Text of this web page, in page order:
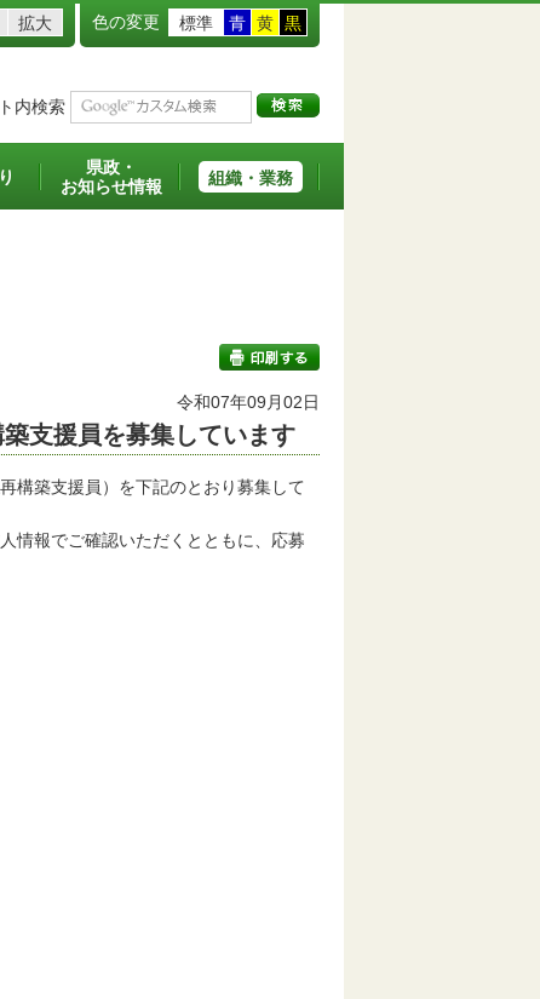
拡大 色の変更 標準 青 黄 黒
内検索
県政・
お知らせ情報
組織・業務
印刷する
令和07年09月02日
支援員を募集しています
構築支援員）を下記のとおり募集して
情報でご確認いただくとともに、応募